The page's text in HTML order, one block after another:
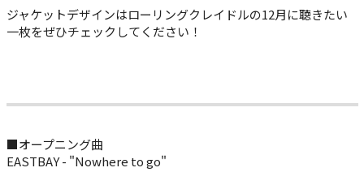
ジャケットデザインはローリングクレイドルの12月に聴きたい
一枚をぜひチェックしてください！
■オープニング曲
EASTBAY - "Nowhere to go"